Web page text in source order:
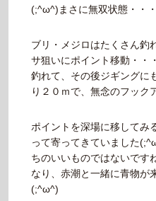
(;^ω^)まさに無双状態・・
ブリ・メジロはたくさん釣
サ狙いにポイント移動・・
釣れて、その後ジギングに
り２０ｍで、無念のフック
ポイントを深場に移してみ
って寄ってきていました
ちのいいものではないです
なり、赤潮と一緒に青物が
(;^ω^)